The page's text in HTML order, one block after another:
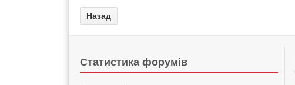
Статистика форумів